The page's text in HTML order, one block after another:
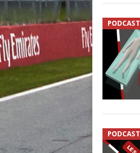
PODCAST
PODCAST